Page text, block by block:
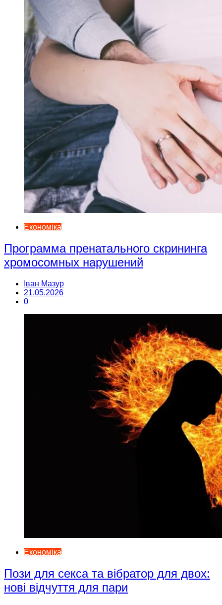
Економіка
Программа пренатального скрининга
хромосомных нарушений
Іван Мазур
21.05.2026
0
Економіка
Пози для секса та вібратор для двох:
нові відчуття для пари